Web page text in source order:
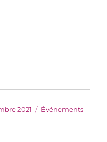
2021 Catégories
Événements